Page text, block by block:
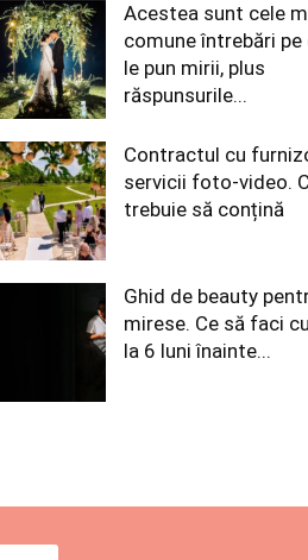
Acestea sunt cele
comune întrebări pe
le pun mirii, plus
răspunsurile...
Contractul cu
servicii foto-video.
trebuie să conțină
Ghid de beauty
mirese. Ce să faci
la 6 luni înainte...